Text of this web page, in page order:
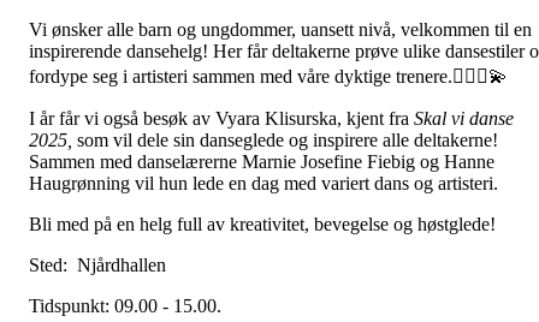
Vi ønsker alle barn og ungdommer, uansett nivå, velkommen til en
inspirerende dansehelg! Her får deltakerne prøve ulike dansestiler
fordype seg i artisteri sammen med våre dyktige trenere.🤸🏻‍♀💫
I år får vi også besøk av Vyara Klisurska, kjent fra Skal vi danse
2025, som vil dele sin danseglede og inspirere alle deltakerne!
Sammen med danselærerne Marnie Josefine Fiebig og Hanne
Haugrønning vil hun lede en dag med variert dans og artisteri.
Bli med på en helg full av kreativitet, bevegelse og høstglede!
Sted: Njårdhallen
Tidspunkt: 09.00 - 15.00.